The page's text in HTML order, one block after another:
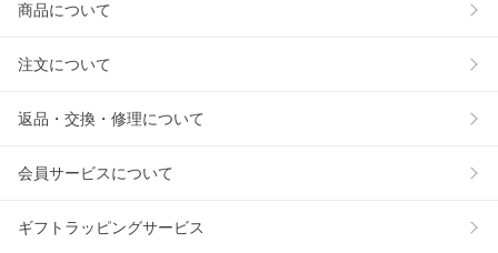
商品について
注文について
返品・交換・修理について
会員サービスについて
ギフトラッピングサービス